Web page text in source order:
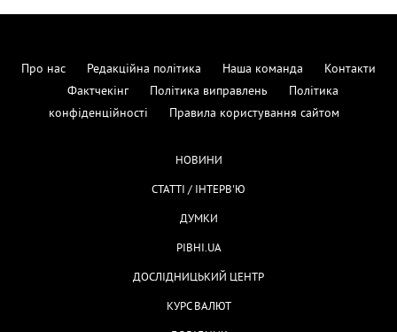
Про нас Редакційна політика Наша команда
Контакти
Фактчекінг
Політика виправлень
Політика
конфіденційності
Правила користування сайтом
НОВИНИ
СТАТТІ / ІНТЕРВ'Ю
ДУМКИ
РІВНІ.UA
ДОСЛІДНИЦЬКИЙ ЦЕНТР
КУРС ВАЛЮТ